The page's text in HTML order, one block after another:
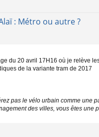
: Métro ou autre ?
du 20 avril 17H16 où je relève
de la variante tram de 2017
pas le vélo urbain comme une
des villes, vous êtes une